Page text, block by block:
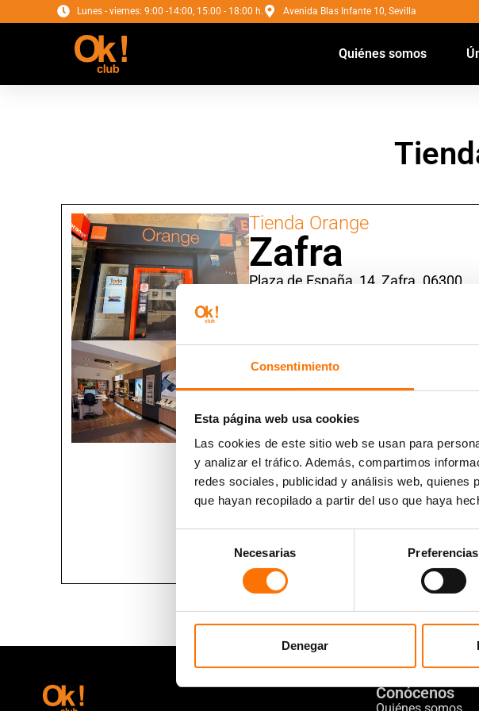
Consentimiento
Esta página web usa cookies
Las cookies de este sitio web se usan para
y analizar el tráfico. Además, compartimos
redes sociales, publicidad y análisis web, quienes
que hayan recopilado a partir del uso que haya
consentimiento
Necesarias Preferencias
Denegar
Lunes - viernes: 9:00 -14:00, 15:00 - 18:00 h. Avenida Blas Infante 10, Sevilla
Quiénes somos
Tienda Orange
Zafra
Plaza de España, 14, Zafra. 06300
Laborables: 10:00 - 14:00; 17:00 - 20:30
Sábados: 10:00 - 14:00 h.
924 04 30 14
Conócenos